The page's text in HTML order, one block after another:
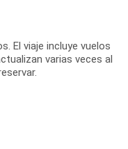
El viaje incluye vuelos
varias veces al